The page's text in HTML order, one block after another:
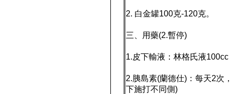
2. 白金罐100克-120克。
三、用藥(2.暫停)
1.皮下輸液：林格氏液
2.胰島素(蘭德仕)：每天2次
下施打不同側)